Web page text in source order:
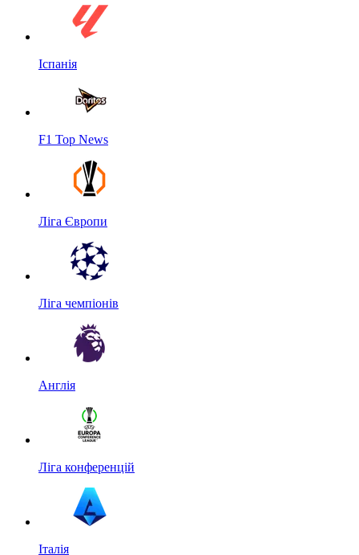
Іспанія
F1 Top News
Ліга Європи
Ліга чемпіонів
Англія
Ліга конференцій
Італія